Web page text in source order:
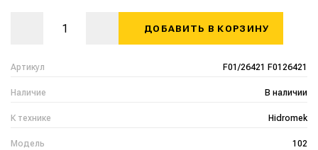
Артикул F01/26421 F0126421
Наличие В наличии
К технике Hidromek
Модель 102
ДОБАВИТЬ В КОРЗИНУ